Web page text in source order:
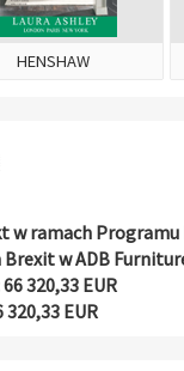
HENSHAW
w ramach Programu
w ADB
320,33 EUR
EUR